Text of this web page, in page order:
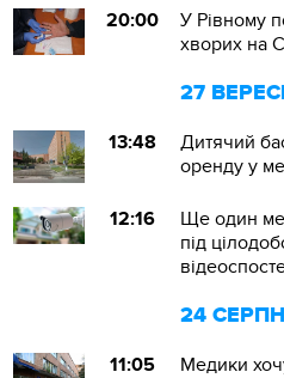
20:00
У Рівному
хворих на
27
13:48
Дитячий
оренду у
12:16
Ще один
під
24
11:05
Медики